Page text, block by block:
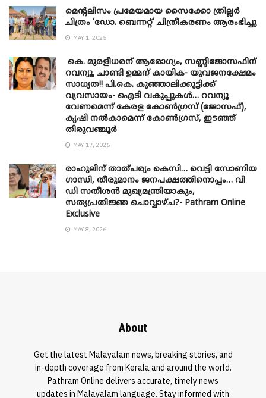
മെന്‍റലിസം പ്രമേയമായ സൈക്കോ ത്രില്ലർ
ചിത്രം ‘ഡോ. ബെന്നറ്റ്’ ചിത്രീകരണം ആരംഭിച്ചു
MAY 1, 2025
കെ. മുരളീധരന് ആരോഗ്യം, സണ്ണിജോസഫിന്
റവന്യൂ, ചാണ്ടി ഉമ്മന് കായിക- യുവജനക്ഷേമം
സാധ്യത!! പി.കെ. കുഞ്ഞാലിക്കുട്ടിക്ക്
വ്യവസായം- ഐടി വകുപ്പുകൾ… റവന്യൂ
വേണമെന്ന് കേരള കോൺഗ്രസ് (ജോസഫ്),
കൃഷി നൽകാമെന്ന് കോൺഗ്രസ്, ഇടഞ്ഞ്
തിരുവഞ്ചൂർ
MAY 17, 2026
രാഹുലിന് താത്പര്യം കെസി… വെട്ടി സോണിയ
​ഗാന്ധി, തീരുമാനം ജനപക്ഷത്തിനൊപ്പം… വി
ഡി സതീശൻ മുഖ്യമന്ത്രിയാകും,
സത്യപ്രതിജ്ഞ ചൊവ്വാഴ്ച?- Pathram Online
Exclusive
MAY 8, 2026
About
Get the latest Malayalam news, breaking stories, and
in-depth coverage from Kerala and around the world.
Pathram Online delivers accurate, timely news
updates in Malayalam language. Stay informed with